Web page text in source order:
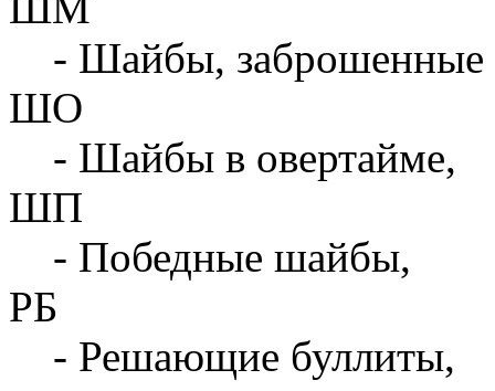
- Шайбы, заброшенные
ШО
- Шайбы в овертайме,
ШП
- Победные шайбы,
РБ
- Решающие буллиты,